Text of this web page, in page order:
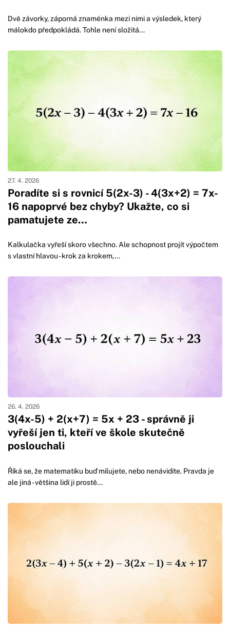
Dvě závorky, záporná znaménka mezi nimi a výsledek, který
málokdo předpokládá. Tohle není složitá...
Poradíte si s rovnicí 5(2x-3) - 4(3x+2) = 7x-
16 napoprvé bez chyby? Ukažte, co si
pamatujete ze…
27. 4. 2026
Kalkulačka vyřeší skoro všechno. Ale schopnost projít výpočtem
s vlastní hlavou - krok za krokem,...
3(4x-5) + 2(x+7) = 5x + 23 - správně ji
vyřeší jen ti, kteří ve škole skutečně
poslouchali
26. 4. 2026
Říká se, že matematiku buď milujete, nebo nenávidíte. Pravda je
ale jiná - většina lidí ji prostě...